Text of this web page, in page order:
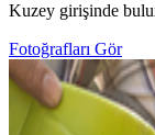
Kuzey girişinde
Fotoğrafları Gör